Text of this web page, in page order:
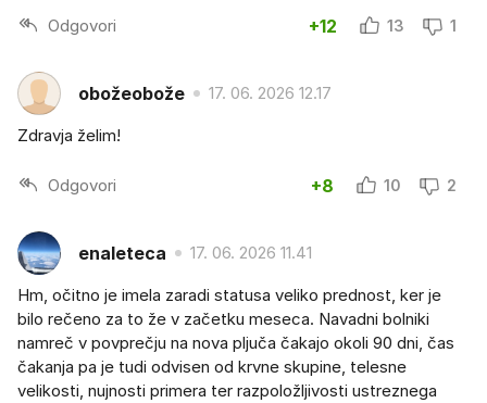
Odgovori +12 13 1
obožeobože 17. 06. 2026 12.17
Zdravja želim!
Odgovori +8 10 2
enaleteca 17. 06. 2026 11.41
Hm, očitno je imela zaradi statusa veliko prednost, ker je
bilo rečeno za to že v začetku meseca. Navadni bolniki
namreč v povprečju na nova pljuča čakajo okoli 90 dni, čas
čakanja pa je tudi odvisen od krvne skupine, telesne
velikosti, nujnosti primera ter razpoložljivosti ustreznega